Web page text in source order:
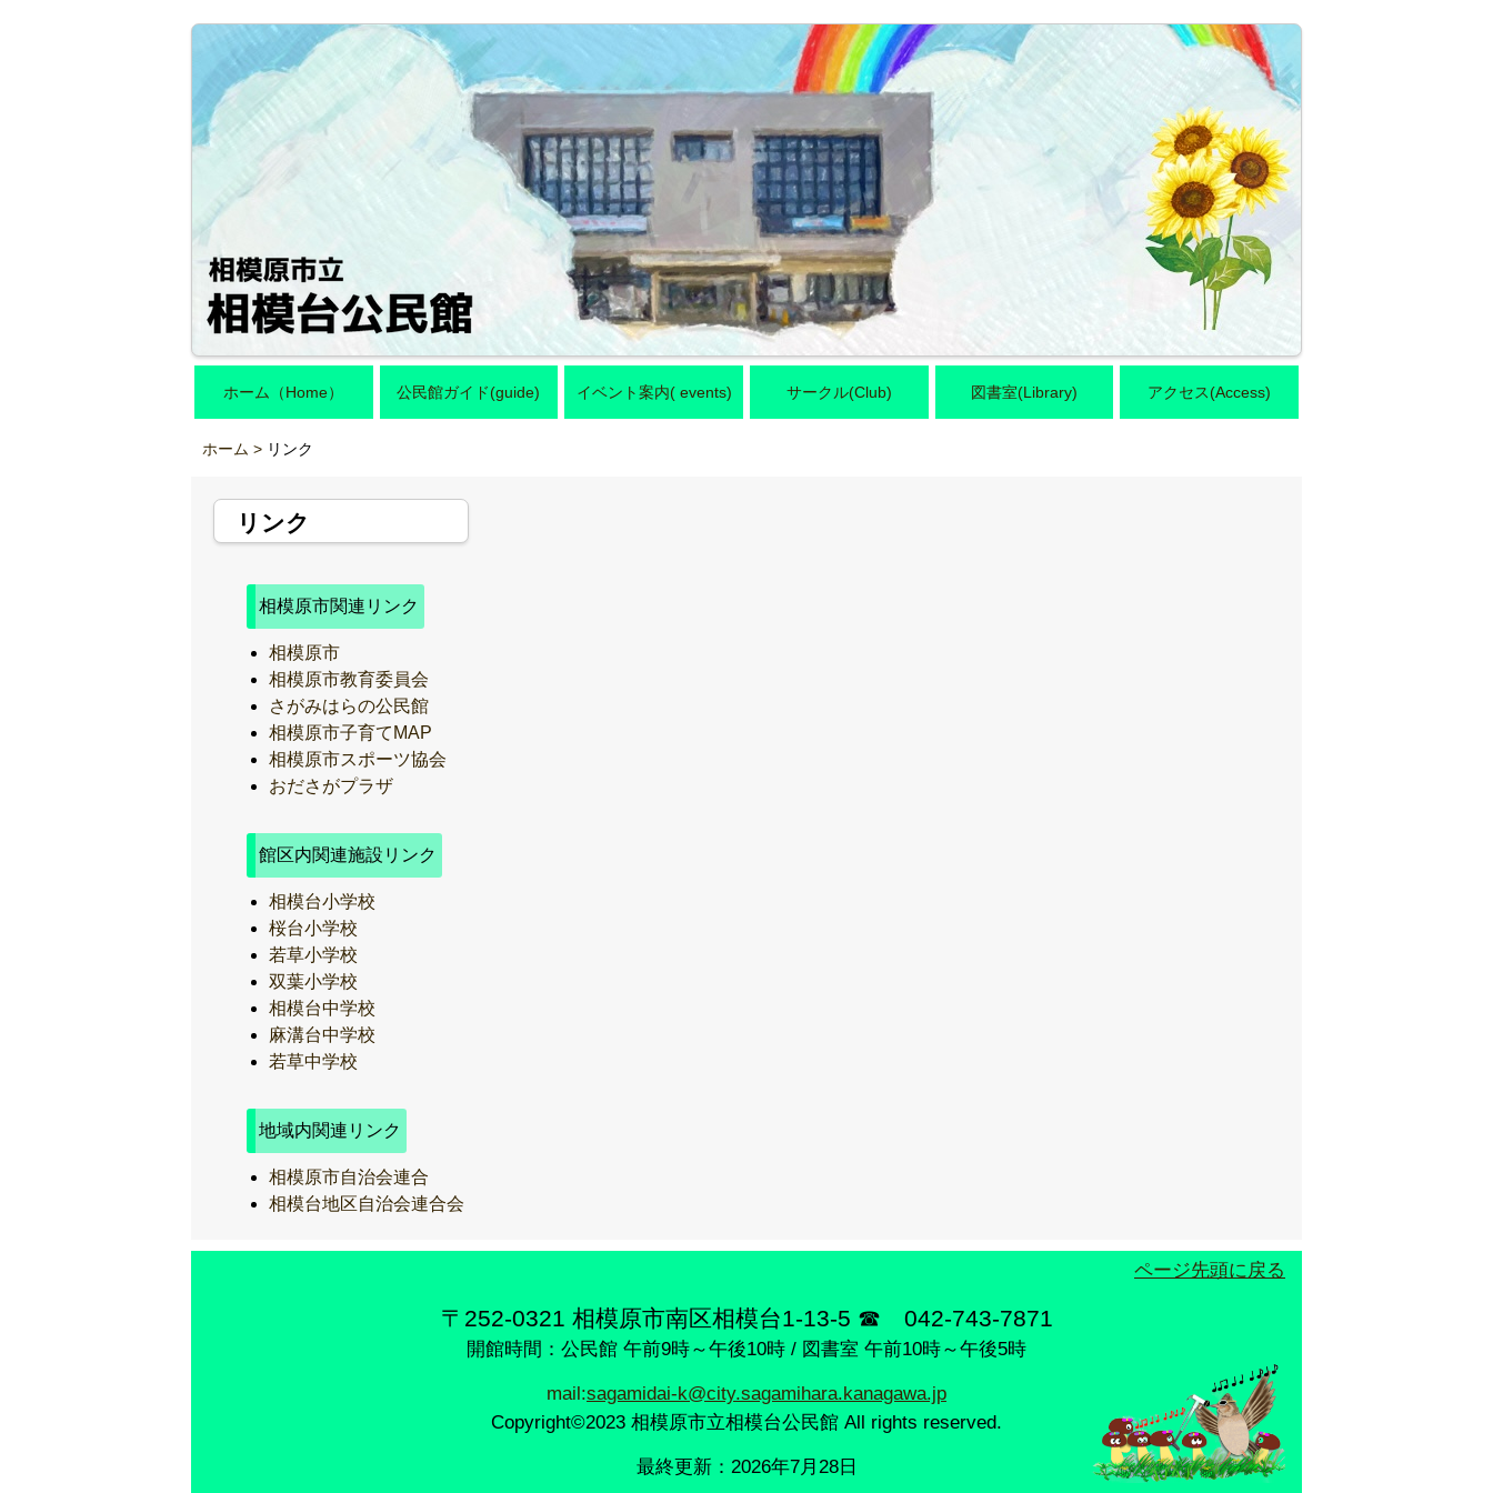
ホーム（Home） 公民館ガイド(guide) イベント案内( events) サークル(Club) 図書室(Library) アクセス(Access)
ホーム > リンク
リンク
相模原市関連リンク
相模原市
相模原市教育委員会
さがみはらの公民館
相模原市子育てMAP
相模原市スポーツ協会
おださがプラザ
館区内関連施設リンク
相模台小学校
桜台小学校
若草小学校
双葉小学校
相模台中学校
麻溝台中学校
若草中学校
地域内関連リンク
相模原市自治会連合
相模台地区自治会連合会
ページ先頭に戻る
〒252-0321 相模原市南区相模台1-13-5 ☎ 042-743-7871
開館時間：公民館 午前9時～午後10時 / 図書室 午前10時～午後5時
mail:sagamidai-k@city.sagamihara.kanagawa.jp
Copyright©2023 相模原市立相模台公民館 All rights reserved.
最終更新：2026年7月28日